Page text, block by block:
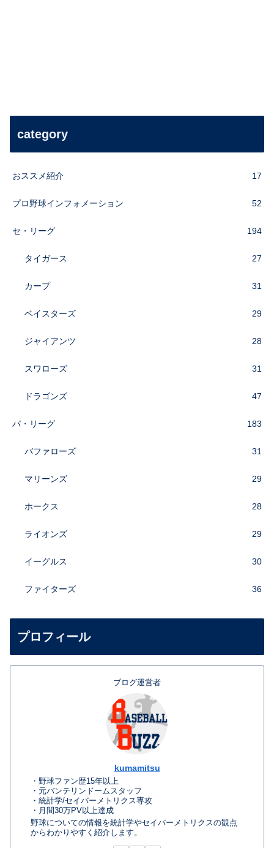
category
おススメ紹介 17
プロ野球インフォメーション 52
セ・リーグ 194
タイガース 27
カープ 31
ベイスターズ 29
ジャイアンツ 28
スワローズ 31
ドラゴンズ 47
パ・リーグ 183
バファローズ 31
マリーンズ 29
ホークス 28
ライオンズ 29
イーグルス 30
ファイターズ 36
プロフィール
ブログ運営者
kumamitsu
・野球ファン歴15年以上
・元バンテリンドームスタッフ
・統計学/セイバーメトリクス専攻
・月間30万PV以上達成
野球についての情報を統計学やセイバーメトリクスの観点
からわかりやすく紹介します。